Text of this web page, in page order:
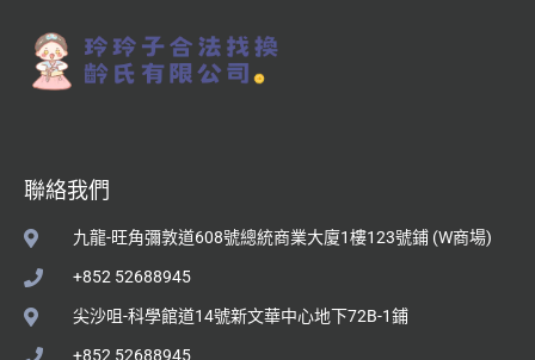
聯絡我們
九龍-旺角彌敦道608號總統商業大廈1樓123號鋪 (W商場)
+852 52688945
尖沙咀-科學館道14號新文華中心地下72B-1鋪
+852 52688945